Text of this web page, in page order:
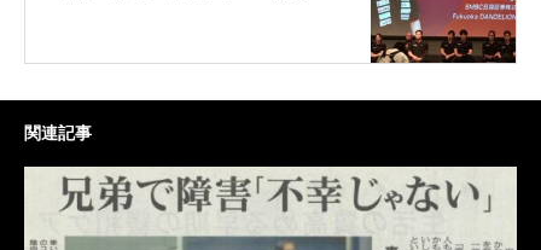
関連記事